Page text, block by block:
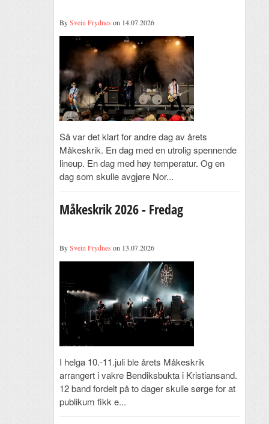
BySvein Frydnes on 14.07.2026
Så var det klart for andre dag av årets
Måkeskrik. En dag med en utrolig spennende
lineup. En dag med høy temperatur. Og en
dag som skulle avgjøre Nor...
Måkeskrik 2026 - Fredag
BySvein Frydnes on 13.07.2026
I helga 10.-11.juli ble årets Måkeskrik
arrangert i vakre Bendiksbukta i Kristiansand.
12 band fordelt på to dager skulle sørge for at
publikum fikk e...